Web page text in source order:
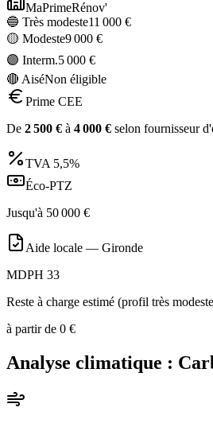
MaPrimeRénov'
🔵 Très modeste11 000 €
🟡 Modeste9 000 €
🟣 Interm.5 000 €
🔴 AiséNon éligible
Prime CEE
De 2 500 € à 4 000 € selon fournisseur
TVA 5,5%
Éco-PTZ
Jusqu'à 50 000 €
Aide locale — Gironde
MDPH 33
Reste à charge estimé (profil très
à partir de 0 €
Analyse climatique :